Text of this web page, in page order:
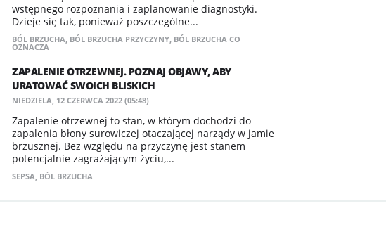
wstępnego rozpoznania i zaplanowanie diagnostyki.
Dzieje się tak, ponieważ poszczególne...
BÓL BRZUCHA, BÓL BRZUCHA PRZYCZYNY, BÓL BRZUCHA CO
OZNACZA
ZAPALENIE OTRZEWNEJ. POZNAJ OBJAWY, ABY
URATOWAĆ SWOICH BLISKICH
NIEDZIELA, 12 CZERWCA 2022 (05:48)
Zapalenie otrzewnej to stan, w którym dochodzi do
zapalenia błony surowiczej otaczającej narządy w jamie
brzusznej. Bez względu na przyczynę jest stanem
potencjalnie zagrażającym życiu,...
SEPSA, BÓL BRZUCHA